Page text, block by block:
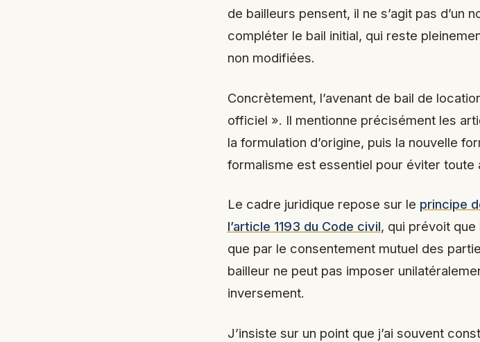
de bailleurs pensent, il ne s’agit pas d’un
compléter le bail initial, qui reste
non modifiées.
Concrètement, l’avenant de bail de
officiel ». Il mentionne précisément les
la formulation d’origine, puis la nouvelle
formalisme est essentiel pour éviter toute
Le cadre juridique repose sur le principe
l’article 1193 du Code civil, qui prévoit
que par le consentement mutuel des
bailleur ne peut pas imposer
inversement.
J’insiste sur un point que j’ai souvent